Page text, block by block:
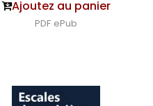
Ajoutez au panier
PDF ePub